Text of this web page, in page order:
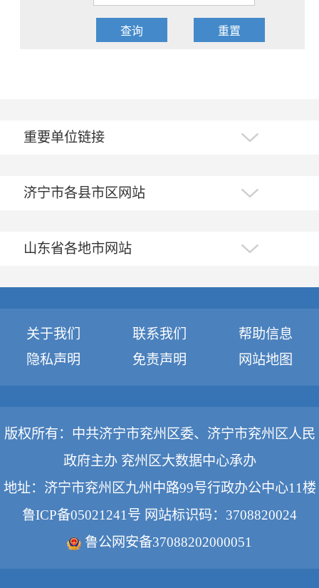
重要单位链接
济宁市各县市区网站
山东省各地市网站
关于我们 联系我们
帮助信息
隐私声明
免责声明 网站地图
版权所有：中共济宁市兖州区委、济宁市兖州区人民
政府主办 兖州区大数据中心承办
地址：济宁市兖州区九州中路99号行政办公中心11楼
鲁ICP备05021241号 网站标识码：3708820024
鲁公网安备37088202000051